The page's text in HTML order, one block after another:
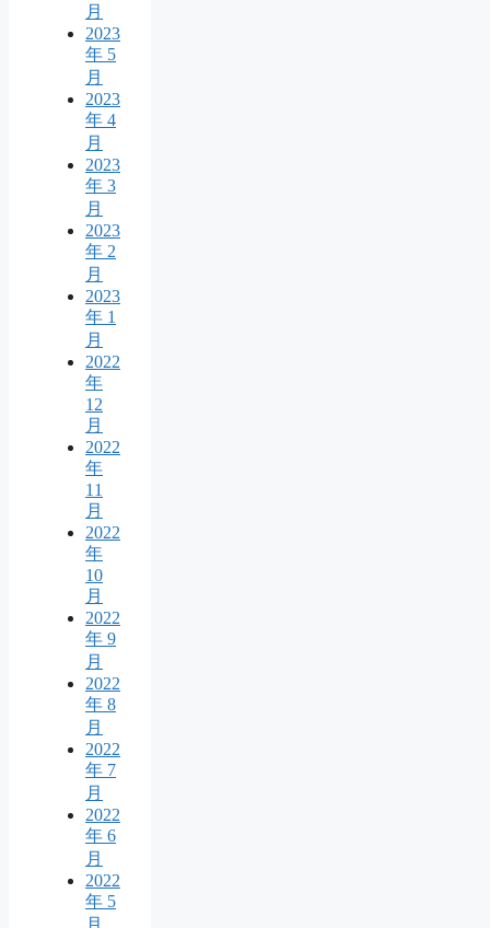
月
2023
年 5
月
2023
年 4
月
2023
年 3
月
2023
年 2
月
2023
年 1
月
2022
年
12
月
2022
年
11
月
2022
年
10
月
2022
年 9
月
2022
年 8
月
2022
年 7
月
2022
年 6
月
2022
年 5